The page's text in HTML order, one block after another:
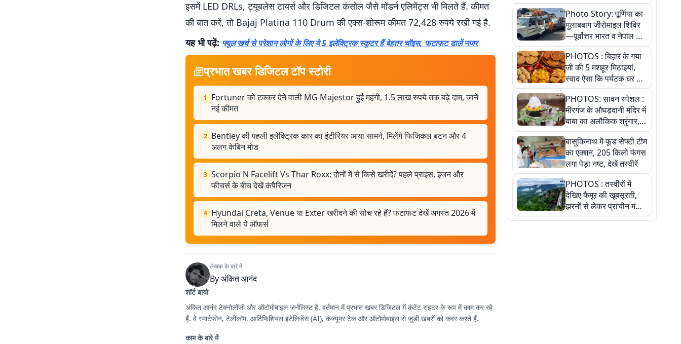
इसमें LED DRLs, ट्यूबलेस टायर्स और डिजिटल कंसोल जैसे मॉडर्न एलिमेंट्स भी मिलते हैं. कीमत
की बात करें, तो Bajaj Platina 110 Drum की एक्स-शोरूम कीमत 72,428 रुपये रखी गई है.
यह भी पढ़ें: फ्यूल खर्च से परेशान लोगों के लिए ये 5 इलेक्ट्रिक स्कूटर हैं बेहतर चॉइस, फटाफट डालें नजर
प्रभात खबर डिजिटल टॉप स्टोरी
1
Fortuner को टक्कर देने वाली MG Majestor हुई महंगी, 1.5 लाख रुपये तक बढ़े दाम, जानें
नई कीमत
2 Bentley की पहली इलेक्ट्रिक कार का इंटीरियर आया सामने, मिलेंगे फिजिकल बटन और 4
अलग केबिन मोड
3 Scorpio N Facelift Vs Thar Roxx: दोनों में से किसे खरीदें? पहले प्राइस, इंजन और
फीचर्स के बीच देखें कंपैरिजन
4 Hyundai Creta, Venue या Exter खरीदने की सोच रहे हैं? फटाफट देखें अगस्त 2026 में
मिलने वाले ये ऑफर्स
लेखक के बारे में
Byअंकित आनंद
शॉर्ट बायो
अंकित आनंद टेक्नोलॉजी और ऑटोमोबाइल जर्नलिस्ट हैं. वर्तमान में प्रभात खबर डिजिटल में कंटेंट राइटर के रूप में काम कर रहे
हैं. वे स्मार्टफोन, टेलीकॉम, आर्टिफिशियल इंटेलिजेंस (AI), कंज्यूमर टेक और ऑटोमोबाइल से जुड़ी खबरों को कवर करते हैं.
काम के बारे में
इस चहेते अधिकारी को
जानिए
Photo Story: पूर्णिया का
गुलाबबाग जीरोमाइल शिविर
—पूर्वोत्तर भारत व नेपाल के
कांवरियों का प्रमुख सेवा धाम
PHOTOS : बिहार के गया
जी की 5 मशहूर मिठाइयां,
स्वाद ऐसा कि पर्यटक घर ले
जाना नहीं भूलते, तस्वीरों में
देखें
PHOTOS: सावन स्पेशल :
मीरगंज के औघड़दानी मंदिर में
बाबा का अलौकिक श्रृंगार,
तस्वीरों में देखें महादेव के कई
मनमोहक स्वरूप
बासुकिनाथ में फूड सेफ्टी टीम
का एक्शन, 205 किलो फंगस
लगा पेड़ा नष्ट, देखें तस्वीरें
PHOTOS : तस्वीरों में
देखिए कैमूर की खूबसूरती,
झरनों से लेकर प्राचीन मंदिरों
तक प्रकृति और आस्था का